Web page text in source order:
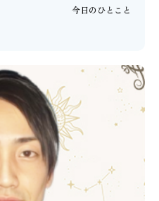
今日のひとこと